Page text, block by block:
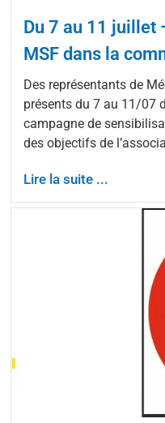
Du 7 au 11 juillet
MSF dans la
Des représentants de
présents du 7 au 11/07
campagne de
des objectifs de
Lire la suite ...